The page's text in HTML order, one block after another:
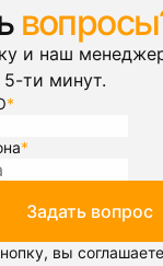
и наш
ти минут.
*
*
Задать вопрос
вы